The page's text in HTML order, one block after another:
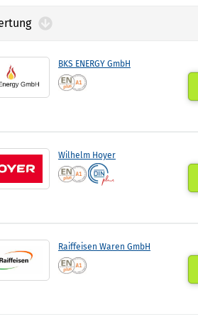
BKS ENERGY GmbH
Wilhelm Hoyer
Raiffeisen Waren GmbH